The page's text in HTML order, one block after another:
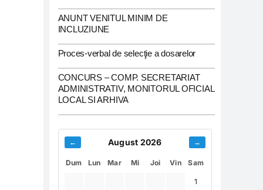
ANUNT VENITUL MINIM DE
INCLUZIUNE
Proces-verbal de selecţie a dosarelor
CONCURS – COMP. SECRETARIAT
ADMINISTRATIV, MONITORUL OFICIAL
LOCAL SI ARHIVA
← August 2026 →
Dum Lun Mar Mi Joi Vin Sam
1